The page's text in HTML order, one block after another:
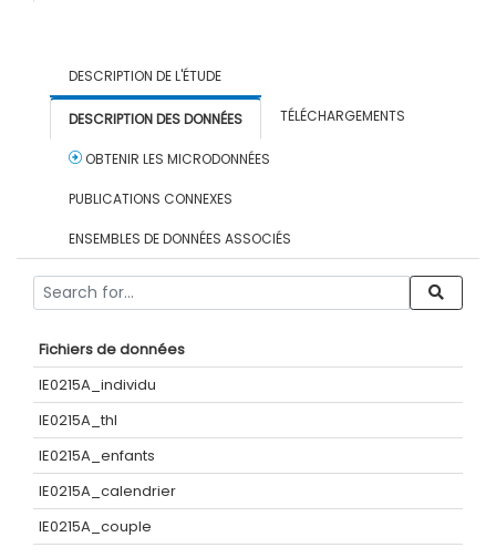
DESCRIPTION DE L'ÉTUDE
DESCRIPTION DES DONNÉES TÉLÉCHARGEMENTS
OBTENIR LES MICRODONNÉES
PUBLICATIONS CONNEXES
ENSEMBLES DE DONNÉES ASSOCIÉS
Fichiers de données
IE0215A_individu
IE0215A_thl
IE0215A_enfants
IE0215A_calendrier
IE0215A_couple